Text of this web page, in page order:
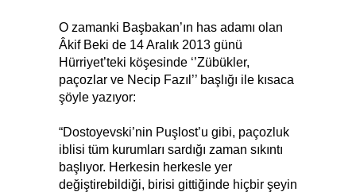
O zamanki Başbakan’ın has adamı olan
Âkif Beki de 14 Aralık 2013 günü
Hürriyet’teki köşesinde ‘’Zübükler,
paçozlar ve Necip Fazıl’’ başlığı ile kısaca
şöyle yazıyor:
“Dostoyevski’nin Puşlost’u gibi, paçozluk
iblisi tüm kurumları sardığı zaman sıkıntı
başlıyor. Herkesin herkesle yer
değiştirebildiği, birisi gittiğinde hiçbir şeyin